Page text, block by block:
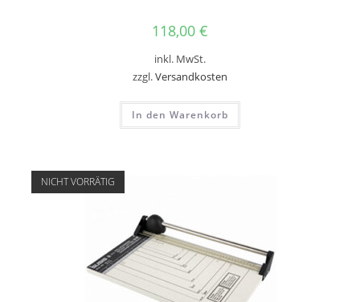
118,00 €
inkl. MwSt.
zzgl.Versandkosten
In den Warenkorb
NICHT VORRÄTIG